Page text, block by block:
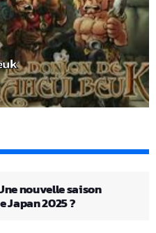
nouvelle saison
Japan 2025 ?